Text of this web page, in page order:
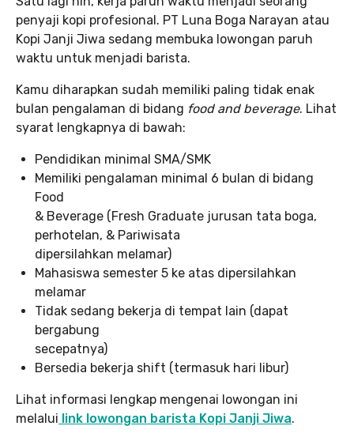
penyaji kopi profesional. PT Luna Boga Narayan atau
Kopi Janji Jiwa sedang membuka lowongan paruh
waktu untuk menjadi barista.
Kamu diharapkan sudah memiliki paling tidak enak
bulan pengalaman di bidang food and beverage. Lihat
syarat lengkapnya di bawah:
Pendidikan minimal SMA/SMK
Memiliki pengalaman minimal 6 bulan di bidang
Food
& Beverage (Fresh Graduate jurusan tata boga,
perhotelan, & Pariwisata
dipersilahkan melamar)
Mahasiswa semester 5 ke atas dipersilahkan
melamar
Tidak sedang bekerja di tempat lain (dapat
bergabung
secepatnya)
Bersedia bekerja shift (termasuk hari libur)
Lihat informasi lengkap mengenai lowongan ini
melalui link lowongan barista Kopi Janji Jiwa.